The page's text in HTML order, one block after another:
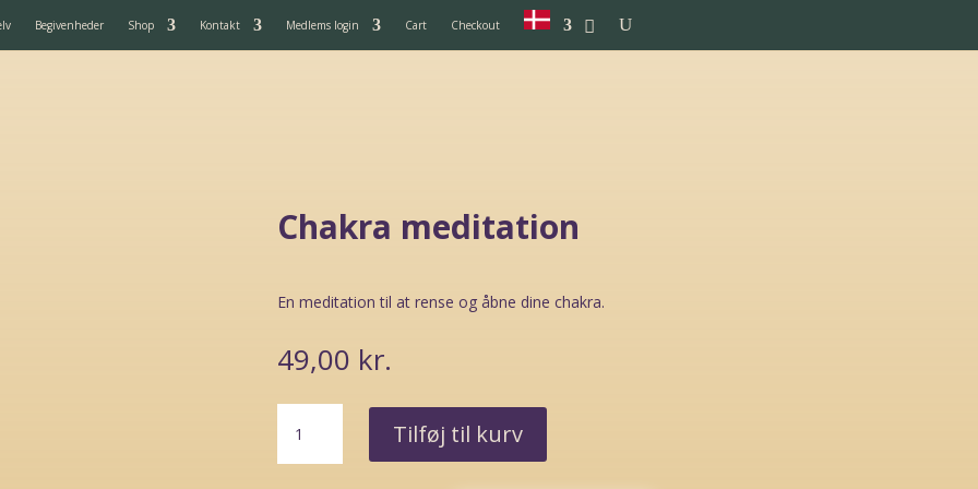
Begivenheder Shop Kontakt Medlems login Cart Checkout
Chakra meditation
En meditation til at rense og åbne dine chakra.
49,00 kr.
meditation
antal
Tilføj til kurv